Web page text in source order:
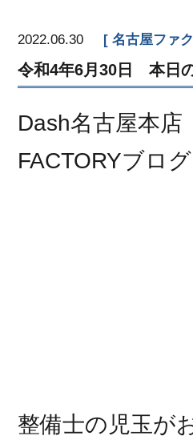
2022.06.30 名古屋ファ
令和4年6月30日 本日
Dash名古屋本店
FACTORYブログ
整備士の児玉が